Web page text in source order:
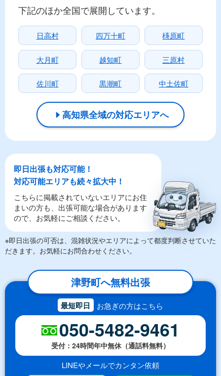
下記のほか全国で展開しています。
日高村 四万十町 梼原町
大月町 越知町 三原村
佐川町 黒潮町 中土佐町
高知県全域の対応エリアへ
即日出張も対応可能！
対応可能エリアも続々拡大中！
こちらに掲載されていないエリアにお住
まいの方も、出張可能な場合があります
ので、お気軽にご相談ください。
※即日出張の可否は、混雑状況やエリアによって都度判断させていた
だきます。お気軽にお問合わせください。
津野町へ無料出張
最短即日 お急ぎの方はこちら
050-5482-9461
受付：24時間年中無休（通話料無料）
LINEやメールでカンタン依頼